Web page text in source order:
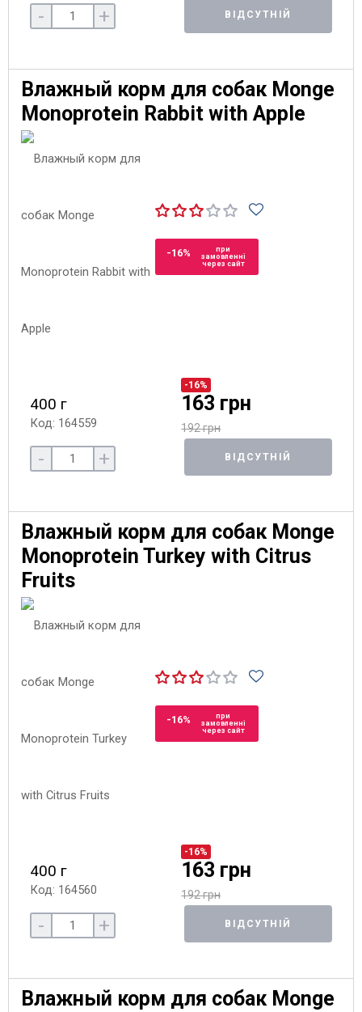
- + ВІДСУТНІЙ
Влажный корм для собак Monge
Monoprotein Rabbit with Apple
-16%
при
замовленні
через сайт
400 г
Код: 164559
-16%
163 грн
192 грн
- + ВІДСУТНІЙ
Влажный корм для собак Monge
Monoprotein Turkey with Citrus
Fruits
-16%
при
замовленні
через сайт
400 г
Код: 164560
-16%
163 грн
192 грн
- + ВІДСУТНІЙ
Влажный корм для собак Monge